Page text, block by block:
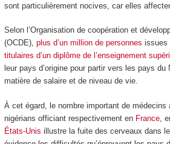
sont particulièrement nocives, car elles
Selon l’Organisation de coopération et
(OCDE), plus d’un million de personnes issues
titulaires d’un diplôme de l’enseignement
leur pays d’origine pour partir vers les pays
matière de salaire et de niveau de vie.
À cet égard, le nombre important de médecins
nigérians officiant respectivement en France,
États-Unis illustre la fuite des cerveaux dans